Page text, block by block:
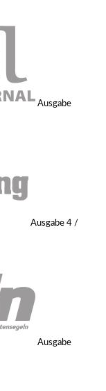
Ausgabe
Ausgabe 4 /
Ausgabe